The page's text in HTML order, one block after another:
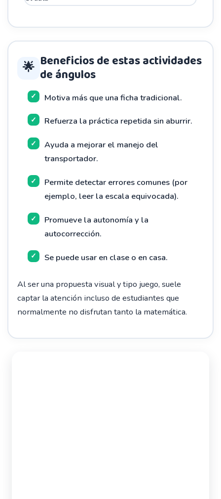
🌟 Beneficios de estas actividades
de ángulos
Motiva más que una ficha tradicional.
Refuerza la práctica repetida sin aburrir.
Ayuda a mejorar el manejo del
transportador.
Permite detectar errores comunes (por
ejemplo, leer la escala equivocada).
Promueve la autonomía y la
autocorrección.
Se puede usar en clase o en casa.
Al ser una propuesta visual y tipo juego, suele
captar la atención incluso de estudiantes que
normalmente no disfrutan tanto la matemática.